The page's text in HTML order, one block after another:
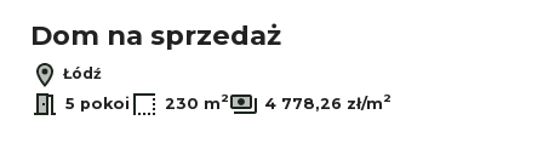
Dom na sprzedaż
Łódź
5 pokoi
230 m2 4 778,26 zł/m2